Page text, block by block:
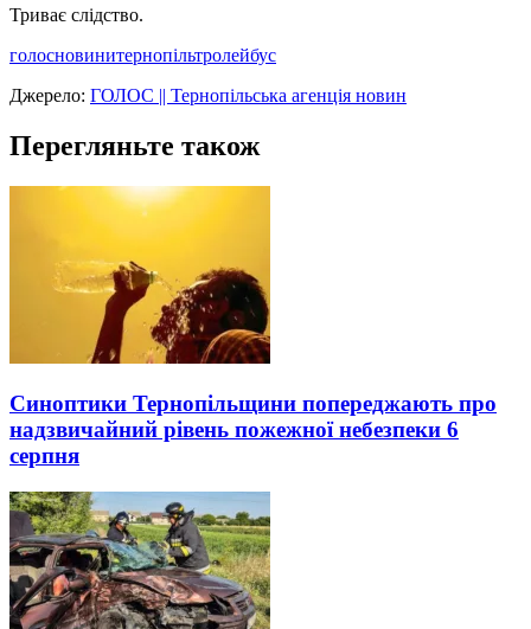
Триває слідство.
голосновинитернопільтролейбус
Джерело: ГОЛОС || Тернопільська агенція новин
Перегляньте також
Синоптики Тернопільщини попереджають про
надзвичайний рівень пожежної небезпеки 6
серпня